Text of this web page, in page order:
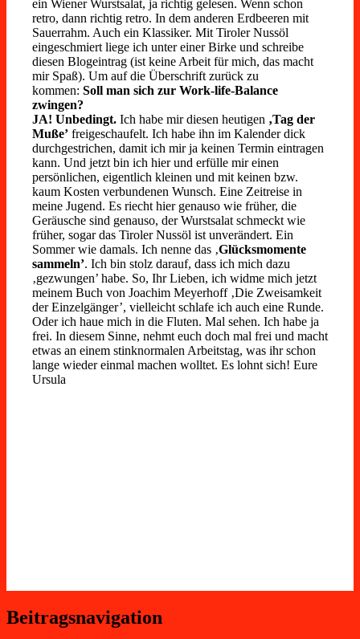
ein Wiener Wurstsalat, ja richtig gelesen. Wenn schon
retro, dann richtig retro. In dem anderen Erdbeeren mit
Sauerrahm. Auch ein Klassiker. Mit Tiroler Nussöl
eingeschmiert liege ich unter einer Birke und schreibe
diesen Blogeintrag (ist keine Arbeit für mich, das macht
mir Spaß). Um auf die Überschrift zurück zu
kommen: Soll man sich zur Work-life-Balance
zwingen?
JA! Unbedingt. Ich habe mir diesen heutigen ‚Tag der
Muße’ freigeschaufelt. Ich habe ihn im Kalender dick
durchgestrichen, damit ich mir ja keinen Termin eintragen
kann. Und jetzt bin ich hier und erfülle mir einen
persönlichen, eigentlich kleinen und mit keinen bzw.
kaum Kosten verbundenen Wunsch. Eine Zeitreise in
meine Jugend. Es riecht hier genauso wie früher, die
Geräusche sind genauso, der Wurstsalat schmeckt wie
früher, sogar das Tiroler Nussöl ist unverändert. Ein
Sommer wie damals. Ich nenne das ‚Glücksmomente
sammeln’. Ich bin stolz darauf, dass ich mich dazu
‚gezwungen’ habe. So, Ihr Lieben, ich widme mich jetzt
meinem Buch von Joachim Meyerhoff ‚Die Zweisamkeit
der Einzelgänger’, vielleicht schlafe ich auch eine Runde.
Oder ich haue mich in die Fluten. Mal sehen. Ich habe ja
frei. In diesem Sinne, nehmt euch doch mal frei und macht
etwas an einem stinknormalen Arbeitstag, was ihr schon
lange wieder einmal machen wolltet. Es lohnt sich! Eure
Ursula
Beitragsnavigation